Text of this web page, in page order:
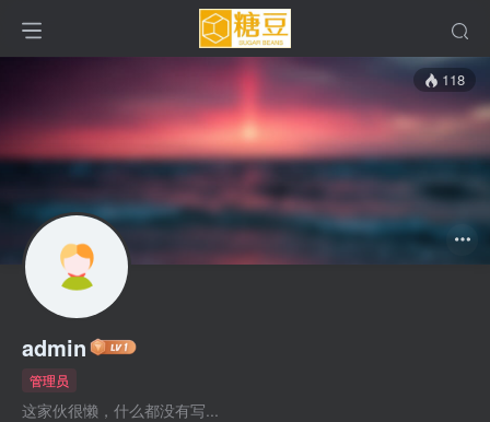
118
admin
管理员
这家伙很懒，什么都没有写...